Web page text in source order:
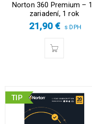
Norton 360 Premium –
zariadení, 1 rok
21,90€ s DPH
TIP